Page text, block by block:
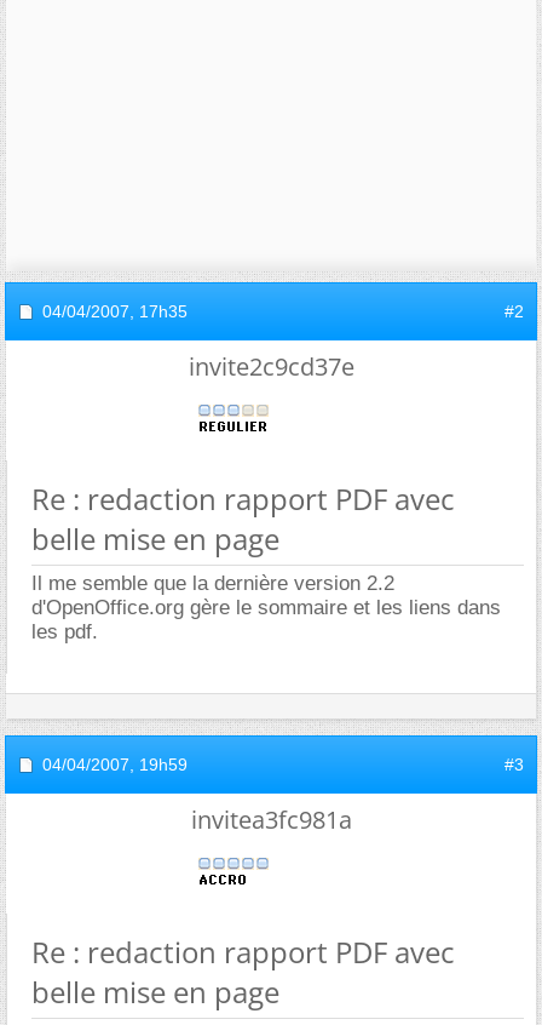
04/04/2007, 17h35 #2
invite2c9cd37e
Re : redaction rapport PDF avec
belle mise en page
Il me semble que la dernière version 2.2
d'OpenOffice.org gère le sommaire et les liens dans
les pdf.
04/04/2007, 19h59 #3
invitea3fc981a
Re : redaction rapport PDF avec
belle mise en page